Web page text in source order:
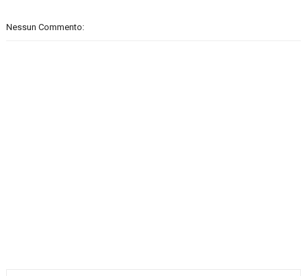
Nessun Commento: